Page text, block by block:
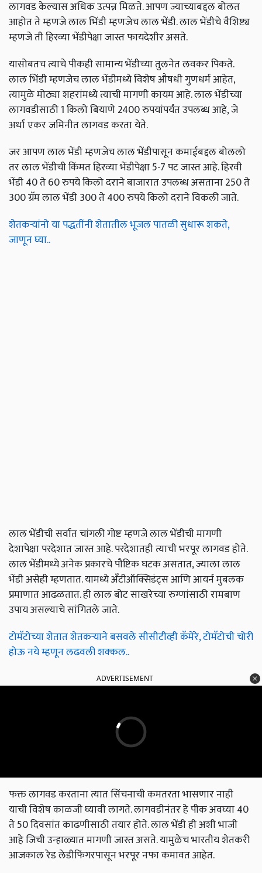
लागवड केल्यास अधिक उत्पन्न मिळते. आपण ज्याच्याबद्दल बोलत
आहोत ते म्हणजे लाल भिंडी म्हणजेच लाल भेंडी. लाल भेंडीचे वैशिष्ट्य
म्हणजे ती हिरव्या भेंडीपेक्षा जास्त फायदेशीर असते.
यासोबतच त्याचे पीकही सामान्य भेंडीच्या तुलनेत लवकर पिकते.
लाल भिंडी म्हणजेच लाल भेंडीमध्ये विशेष औषधी गुणधर्म आहेत,
त्यामुळे मोठ्या शहरांमध्ये त्याची मागणी कायम आहे. लाल भेंडीच्या
लागवडीसाठी 1 किलो बियाणे 2400 रुपयांपर्यंत उपलब्ध आहे, जे
अर्धा एकर जमिनीत लागवड करता येते.
जर आपण लाल भेंडी म्हणजेच लाल भेंडीपासून कमाईबद्दल बोललो
तर लाल भेंडीची किंमत हिरव्या भेंडीपेक्षा 5-7 पट जास्त आहे. हिरवी
भेंडी 40 ते 60 रुपये किलो दराने बाजारात उपलब्ध असताना 250 ते
300 ग्रॅम लाल भेंडी 300 ते 400 रुपये किलो दराने विकली जाते.
शेतकऱ्यांनो या पद्धतींनी शेतातील भूजल पातळी सुधारू शकते,
जाणून घ्या..
लाल भेंडीची सर्वात चांगली गोष्ट म्हणजे लाल भेंडीची मागणी
देशापेक्षा परदेशात जास्त आहे. परदेशातही त्याची भरपूर लागवड होते.
लाल भेंडीमध्ये अनेक प्रकारचे पौष्टिक घटक असतात, ज्याला लाल
भेंडी असेही म्हणतात. यामध्ये अँटीऑक्सिडंट्स आणि आयर्न मुबलक
प्रमाणात आढळतात. ही लाल बोट साखरेच्या रुग्णांसाठी रामबाण
उपाय असल्याचे सांगितले जाते.
टोमॅटोच्या शेतात शेतकऱ्याने बसवले सीसीटीव्ही कॅमेरे, टोमॅटोची चोरी
होऊ नये म्हणून लढवली शक्कल..
ADVERTISEMENT
फक्त लागवड करताना त्यात सिंचनाची कमतरता भासणार नाही
याची विशेष काळजी घ्यावी लागते. लागवडीनंतर हे पीक अवघ्या 40
ते 50 दिवसांत काढणीसाठी तयार होते. लाल भेंडी ही अशी भाजी
आहे जिची उन्हाळ्यात मागणी जास्त असते. यामुळेच भारतीय शेतकरी
आजकाल रेड लेडीफिंगरपासून भरपूर नफा कमावत आहेत.